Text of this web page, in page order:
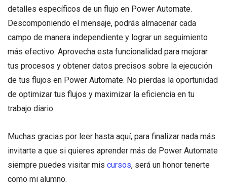
detalles específicos de un flujo en Power Automate.
Descomponiendo el mensaje, podrás almacenar cada
campo de manera independiente y lograr un seguimiento
más efectivo. Aprovecha esta funcionalidad para mejorar
tus procesos y obtener datos precisos sobre la ejecución
de tus flujos en Power Automate. No pierdas la oportunidad
de optimizar tus flujos y maximizar la eficiencia en tu
trabajo diario.
Muchas gracias por leer hasta aquí, para finalizar nada más
invitarte a que si quieres aprender más de Power Automate
siempre puedes visitar mis cursos, será un honor tenerte
como mi alumno.